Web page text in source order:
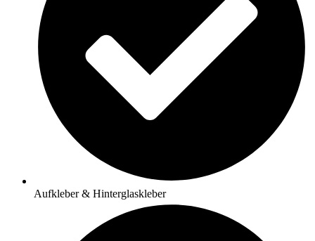
Aufkleber & Hinterglaskleber